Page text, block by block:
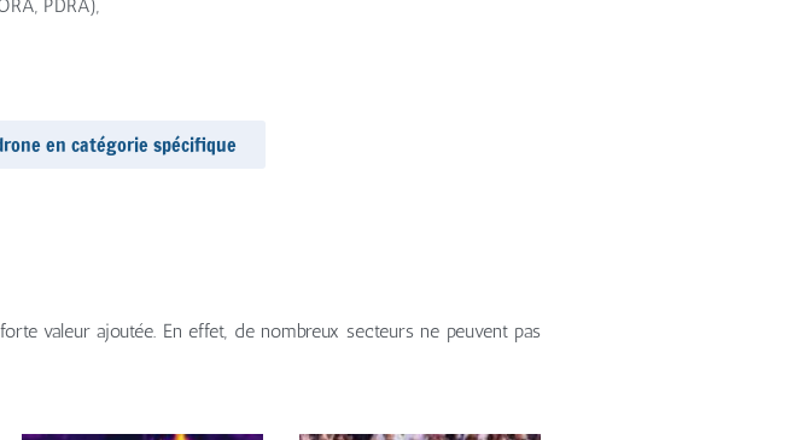
PDRA),
en catégorie spécifique
valeur ajoutée. En effet, de nombreux secteurs ne peuvent pas